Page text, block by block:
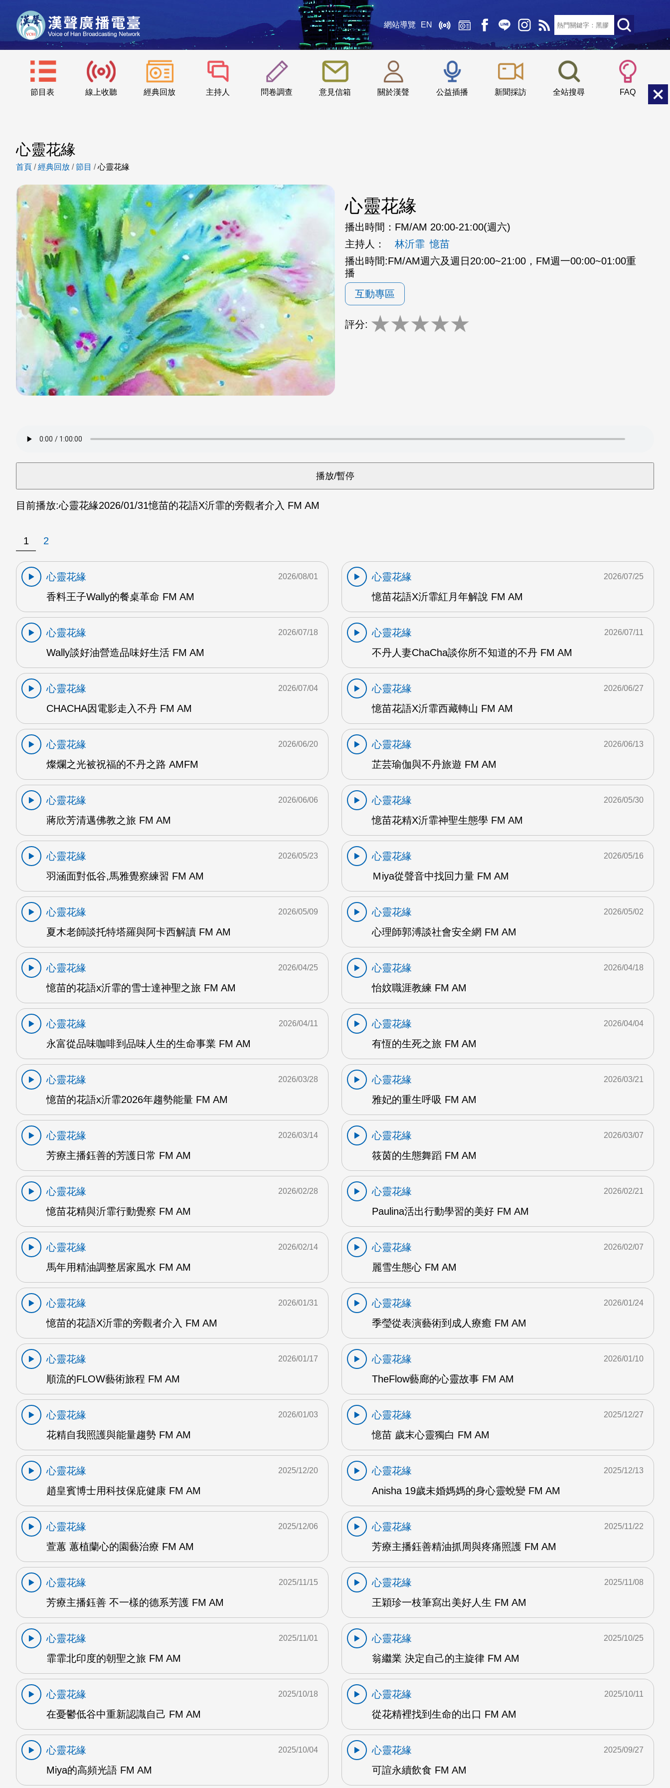
網站導覽 EN
節目表 線上收聽 經典回放 主持人 問卷調查 意見信箱 關於漢聲 公益插播 新聞採訪 全站搜尋 FAQ
::: 小 中
心靈花緣
首頁 /經典回放 /節目 /心靈花緣
心靈花緣
播出時間： FM/AM 20:00-21:00(週六)
主持人：
林沂霏 憶苗
播出時間:FM/AM週六及週日20:00~21:00，FM週一00:00~01:00重
播
互動專區
評分: ★★★★★
目前播放:心靈花緣2026/01/31憶苗的花語X沂霏的旁觀者介入 FM AM
1 2
心靈花緣
香料王子Wally的餐桌革命 FM AM
2026/08/01
心靈花緣
憶苗花語X沂霏紅月年解說 FM AM
2026/07/25
心靈花緣
Wally談好油營造品味好生活 FM AM
2026/07/18
心靈花緣
不丹人妻ChaCha談你所不知道的不丹 FM AM
2026/07/11
心靈花緣
CHACHA因電影走入不丹 FM AM
2026/07/04
心靈花緣
憶苗花語X沂霏西藏轉山 FM AM
2026/06/27
心靈花緣
燦爛之光被祝福的不丹之路 AMFM
2026/06/20
心靈花緣
芷芸瑜伽與不丹旅遊 FM AM
2026/06/13
心靈花緣
蔣欣芳清邁佛教之旅 FM AM
2026/06/06
心靈花緣
憶苗花精X沂霏神聖生態學 FM AM
2026/05/30
心靈花緣
羽涵面對低谷,馬雅覺察練習 FM AM
2026/05/23
心靈花緣
Ｍiya從聲音中找回力量 FM AM
2026/05/16
心靈花緣
夏木老師談托特塔羅與阿卡西解讀 FM AM
2026/05/09
心靈花緣
心理師郭溥談社會安全網 FM AM
2026/05/02
心靈花緣
憶苗的花語x沂霏的雪士達神聖之旅 FM AM
2026/04/25
心靈花緣
怡妏職涯教練 FM AM
2026/04/18
心靈花緣
永富從品味咖啡到品味人生的生命事業 FM AM
2026/04/11
心靈花緣
有恆的生死之旅 FM AM
2026/04/04
心靈花緣
憶苗的花語x沂霏2026年趨勢能量 FM AM
2026/03/28
心靈花緣
雅妃的重生呼吸 FM AM
2026/03/21
心靈花緣
芳療主播鈺善的芳護日常 FM AM
2026/03/14
心靈花緣
筱茵的生態舞蹈 FM AM
2026/03/07
心靈花緣
憶苗花精與沂霏行動覺察 FM AM
2026/02/28
心靈花緣
Paulina活出行動學習的美好 FM AM
2026/02/21
心靈花緣
馬年用精油調整居家風水 FM AM
2026/02/14
心靈花緣
麗雪生態心 FM AM
2026/02/07
心靈花緣
憶苗的花語X沂霏的旁觀者介入 FM AM
2026/01/31
心靈花緣
季瑩從表演藝術到成人療癒 FM AM
2026/01/24
心靈花緣
順流的FLOW藝術旅程 FM AM
2026/01/17
心靈花緣
TheFlow藝廊的心靈故事 FM AM
2026/01/10
心靈花緣
花精自我照護與能量趨勢 FM AM
2026/01/03
心靈花緣
憶苗 歲末心靈獨白 FM AM
2025/12/27
心靈花緣
趙皇賓博士用科技保庇健康 FM AM
2025/12/20
心靈花緣
Anisha 19歲未婚媽媽的身心靈蛻變 FM AM
2025/12/13
心靈花緣
萱蕙 蕙植蘭心的園藝治療 FM AM
2025/12/06
心靈花緣
芳療主播鈺善精油抓周與疼痛照護 FM AM
2025/11/22
心靈花緣
芳療主播鈺善 不一樣的德系芳護 FM AM
2025/11/15
心靈花緣
王穎珍一枝筆寫出美好人生 FM AM
2025/11/08
心靈花緣
霏霏北印度的朝聖之旅 FM AM
2025/11/01
心靈花緣
翁繼業 決定自己的主旋律 FM AM
2025/10/25
心靈花緣
在憂鬱低谷中重新認識自己 FM AM
2025/10/18
心靈花緣
從花精裡找到生命的出口 FM AM
2025/10/11
心靈花緣
Miya的高頻光語 FM AM
2025/10/04
心靈花緣
可諠永續飲食 FM AM
2025/09/27